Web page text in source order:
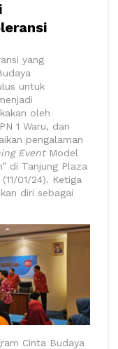
yang
untuk
oleh
1 Waru, dan
pengalaman
EventModel
di Tanjung Plaza
01/24). Ketiga
diri sebagai
Cinta Budaya